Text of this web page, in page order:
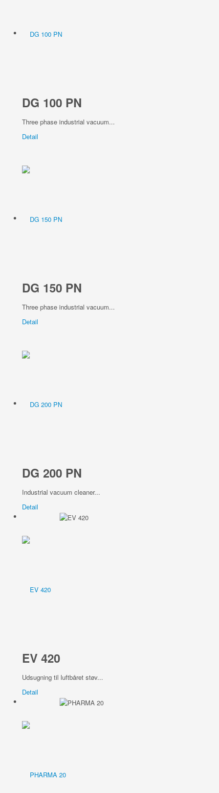
DG 100 PN
Three phase industrial vacuum...
Detail
DG 150 PN
Three phase industrial vacuum...
Detail
DG 200 PN
Industrial vacuum cleaner...
Detail
EV 420
Udsugning til luftbåret støv...
Detail